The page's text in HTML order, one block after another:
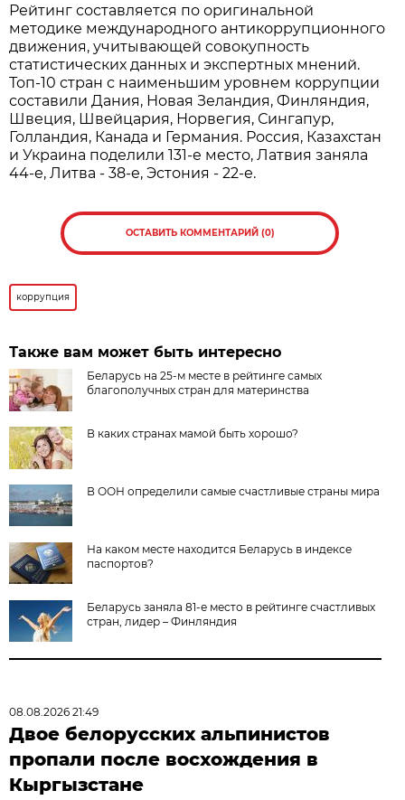
Рейтинг составляется по оригинальной
методике международного антикоррупционного
движения, учитывающей совокупность
статистических данных и экспертных мнений.
Топ-10 стран с наименьшим уровнем коррупции
составили Дания, Новая Зеландия, Финляндия,
Швеция, Швейцария, Норвегия, Сингапур,
Голландия, Канада и Германия. Россия, Казахстан
и Украина поделили 131-е место, Латвия заняла
44-е, Литва - 38-е, Эстония - 22-е.
ОСТАВИТЬ КОММЕНТАРИЙ (0)
коррупция
Также вам может быть интересно
Беларусь на 25-м месте в рейтинге самых
благополучных стран для материнства
В каких странах мамой быть хорошо?
В ООН определили самые счастливые страны мира
На каком месте находится Беларусь в индексе
паспортов?
Беларусь заняла 81-е место в рейтинге счастливых
стран, лидер – Финляндия
08.08.2026 21:49
Двое белорусских альпинистов
пропали после восхождения в
Кыргызстане